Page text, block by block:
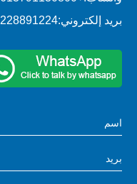
بريد إلكتروني:228891224@qq.com